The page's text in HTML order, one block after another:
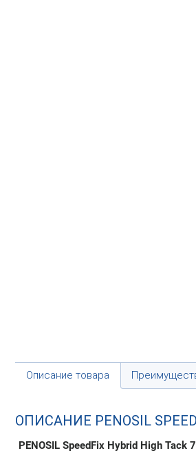
Описание товара
ОПИСАНИЕ PENOSIL
PENOSIL SpeedFix Hybrid High Tack